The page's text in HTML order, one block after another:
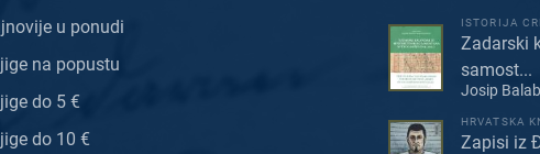
u ponudi
na popustu
do 5 €
do 10 €
ISTORIJA
Zadarski
samost...
Josip
HRVATSKA
Zapisi iz